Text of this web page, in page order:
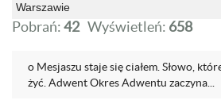
Warszawie
Pobrań:42 Wyświetleń: 658
o Mesjaszu staje się ciałem. Słowo,
żyć. Adwent Okres Adwentu zaczyna...